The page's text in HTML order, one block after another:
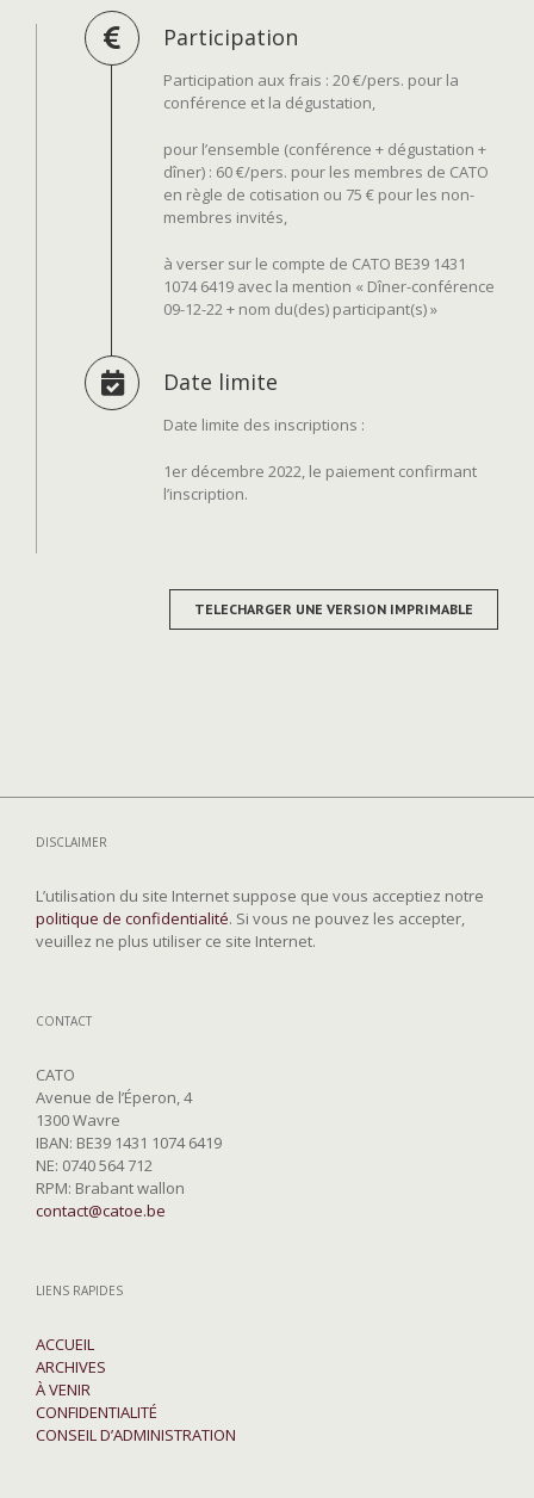
Participation
Participation aux frais : 20 €/pers. pour la
conférence et la dégustation,
pour l’ensemble (conférence + dégustation +
dîner) : 60 €/pers. pour les membres de CATO
en règle de cotisation ou 75 € pour les non-
membres invités,
à verser sur le compte de CATO BE39 1431
1074 6419 avec la mention « Dîner-conférence
09-12-22 + nom du(des) participant(s) »
Date limite
Date limite des inscriptions :
1er décembre 2022, le paiement confirmant
l’inscription.
TELECHARGER UNE VERSION IMPRIMABLE
DISCLAIMER
L’utilisation du site Internet suppose que vous acceptiez notre
politique de confidentialité. Si vous ne pouvez les accepter,
veuillez ne plus utiliser ce site Internet.
CONTACT
CATO
Avenue de l’Éperon, 4
1300 Wavre
IBAN: BE39 1431 1074 6419
NE: 0740 564 712
RPM: Brabant wallon
contact@catoe.be
LIENS RAPIDES
ACCUEIL
ARCHIVES
À VENIR
CONFIDENTIALITÉ
CONSEIL D’ADMINISTRATION